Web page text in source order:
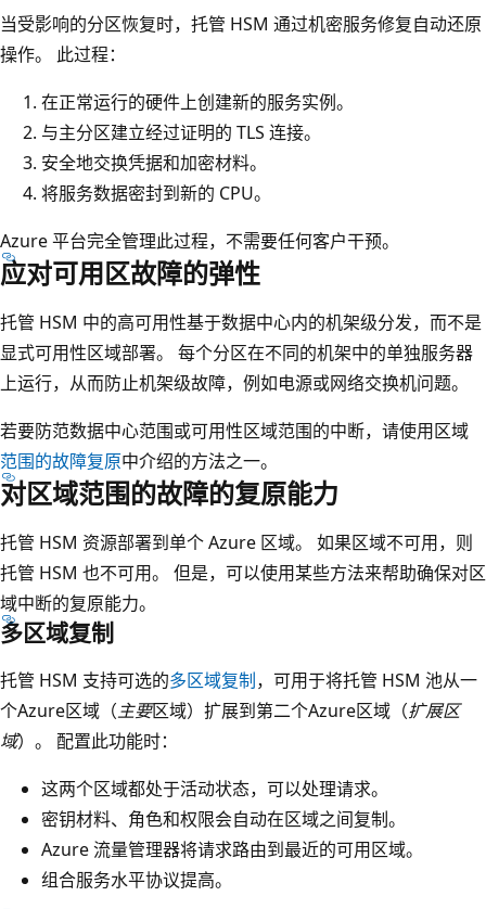
头
向
理
服
务
器
机
。
在
三
个
物
理
服
务
器
框
下
当受影响的分区恢复时，托管 HSM 通过机密服务修复自动还原
操作。 此过程：
在正常运行的硬件上创建新的服务实例。
与主分区建立经过证明的 TLS 连接。
安全地交换凭据和加密材料。
将服务数据密封到新的 CPU。
Azure 平台完全管理此过程，不需要任何客户干预。
应对可用区故障的弹性
托管 HSM 中的高可用性基于数据中心内的机架级分发，而不是
显式可用性区域部署。 每个分区在不同的机架中的单独服务器
上运行，从而防止机架级故障，例如电源或网络交换机问题。
若要防范数据中心范围或可用性区域范围的中断，请使用区域
范围的故障复原中介绍的方法之一。
对区域范围的故障的复原能力
托管 HSM 资源部署到单个 Azure 区域。 如果区域不可用，则
托管 HSM 也不可用。 但是，可以使用某些方法来帮助确保对区
域中断的复原能力。
多区域复制
托管 HSM 支持可选的多区域复制，可用于将托管 HSM 池从一
个Azure区域（主要区域）扩展到第二个Azure区域（扩展区
域）。 配置此功能时：
这两个区域都处于活动状态，可以处理请求。
密钥材料、角色和权限会自动在区域之间复制。
Azure 流量管理器将请求路由到最近的可用区域。
组合服务水平协议提高。